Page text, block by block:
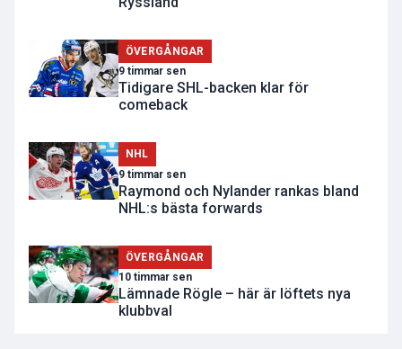
ÖVERGÅNGAR
9 timmar sen
Tidigare SHL-backen klar för
comeback
NHL
9 timmar sen
Raymond och Nylander rankas bland
NHL:s bästa forwards
ÖVERGÅNGAR
10 timmar sen
Lämnade Rögle – här är löftets nya
klubbval